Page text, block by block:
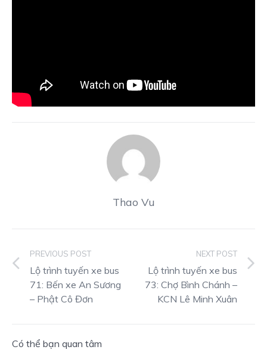
Thao Vu
PREVIOUS POST
Lộ trình tuyến xe bus
71: Bến xe An Sương
– Phật Cô Đơn
NEXT POST
Lộ trình tuyến xe bus
73: Chợ Bình Chánh –
KCN Lê Minh Xuân
Có thể bạn quan tâm